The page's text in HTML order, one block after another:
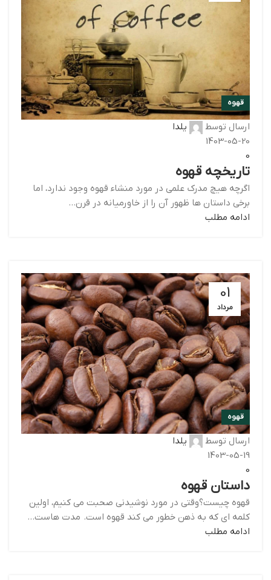
قهوه
ارسال توسط
یلدا
1403-05-20
0
تاریخچه قهوه
اگرچه هیچ مدرک علمی در مورد منشاء قهوه وجود ندارد، اما
برخی داستان ها ظهور آن را از خاورمیانه در قرن...
ادامه مطلب
01
مرداد
قهوه
ارسال توسط
یلدا
1403-05-19
0
داستان قهوه
قهوه چیست؟وقتی در مورد نوشیدنی صحبت می کنیم، اولین
کلمه ای که به ذهن خطور می کند قهوه است. مدت هاست...
ادامه مطلب